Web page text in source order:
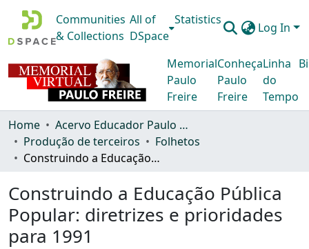
Communities
& Collections
All of
DSpace
Statistics
Log In
Memorial
Paulo
Freire
Conheça
Paulo
Freire
Linha
do
Tempo
Home
Acervo Educador Paulo Freire
Produção de terceiros
Folhetos
Construindo a Educação Pública Popular: diretrizes e prioridades para 1991
Construindo a Educação Pública
Popular: diretrizes e prioridades
para 1991